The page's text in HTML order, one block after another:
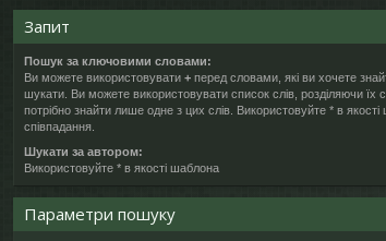
й
д
ос
ту
Запит
Пошук за ключовими словами:
Ви можете використовувати + перед словами, які ви хочете
шукати. Ви можете використовувати список слів, розділяючи їх
потрібно знайти лише одне з цих слів. Використовуйте * в
співпадання.
Шукати за автором:
Використовуйте * в якості шаблона
Параметри пошуку